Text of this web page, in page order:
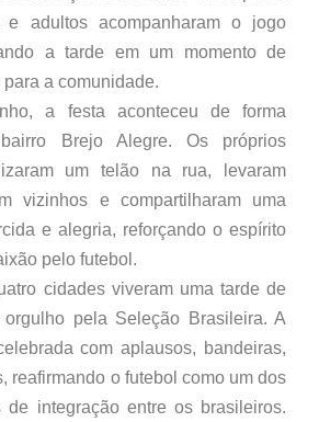
e adultos acompanharam o jogo
a tarde em um momento de
para a comunidade.
a festa aconteceu de forma
Brejo Alegre. Os próprios
um telão na rua, levaram
vizinhos e compartilharam uma
e alegria, reforçando o espírito
pelo futebol.
cidades viveram uma tarde de
pela Seleção Brasileira. A
com aplausos, bandeiras,
reafirmando o futebol como um dos
de integração entre os brasileiros.